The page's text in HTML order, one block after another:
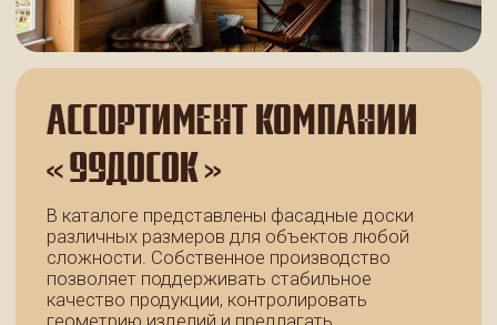
ЧАСТО ЗАДАВАЕМЫЕ ВОПРОСЫ
Какая древесина подходит для
фасадной отделки?
Как выбрать фасадную доску?
Нужно ли обрабатывать
фасадную доску защитными
составами?